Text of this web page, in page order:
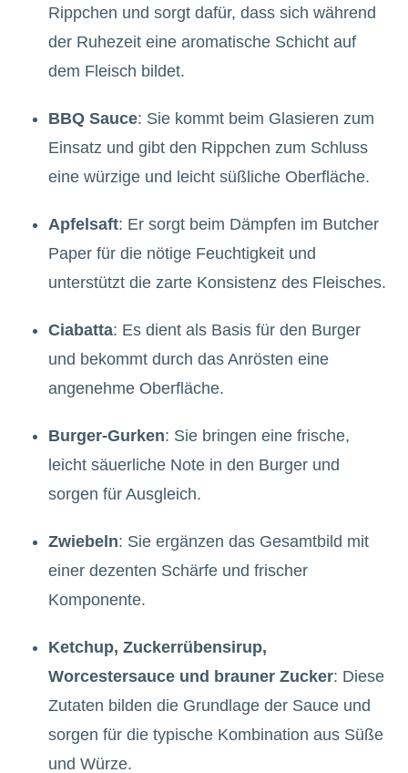
Rippchen und sorgt dafür, dass sich während
der Ruhezeit eine aromatische Schicht auf
dem Fleisch bildet.
BBQ Sauce: Sie kommt beim Glasieren zum
Einsatz und gibt den Rippchen zum Schluss
eine würzige und leicht süßliche Oberfläche.
Apfelsaft: Er sorgt beim Dämpfen im Butcher
Paper für die nötige Feuchtigkeit und
unterstützt die zarte Konsistenz des Fleisches.
Ciabatta: Es dient als Basis für den Burger
und bekommt durch das Anrösten eine
angenehme Oberfläche.
Burger-Gurken: Sie bringen eine frische,
leicht säuerliche Note in den Burger und
sorgen für Ausgleich.
Zwiebeln: Sie ergänzen das Gesamtbild mit
einer dezenten Schärfe und frischer
Komponente.
Ketchup, Zuckerrübensirup,
Worcestersauce und brauner Zucker: Diese
Zutaten bilden die Grundlage der Sauce und
sorgen für die typische Kombination aus Süße
und Würze.